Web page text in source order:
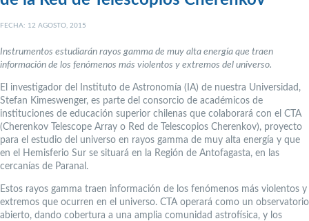
FECHA: 12 AGOSTO, 2015
Instrumentos estudiarán rayos gamma de muy alta energía que traen
información de los fenómenos más violentos y extremos del universo.
El investigador del Instituto de Astronomía (IA) de nuestra Universidad,
Stefan Kimeswenger, es parte del consorcio de académicos de
instituciones de educación superior chilenas que colaborará con el CTA
(Cherenkov Telescope Array o Red de Telescopios Cherenkov), proyecto
para el estudio del universo en rayos gamma de muy alta energía y que
en el Hemisferio Sur se situará en la Región de Antofagasta, en las
cercanías de Paranal.
Estos rayos gamma traen información de los fenómenos más violentos y
extremos que ocurren en el universo. CTA operará como un observatorio
abierto, dando cobertura a una amplia comunidad astrofísica, y los